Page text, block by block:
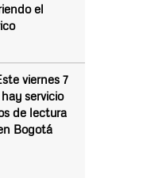
el
viernes 7
servicio
de lectura
Bogotá